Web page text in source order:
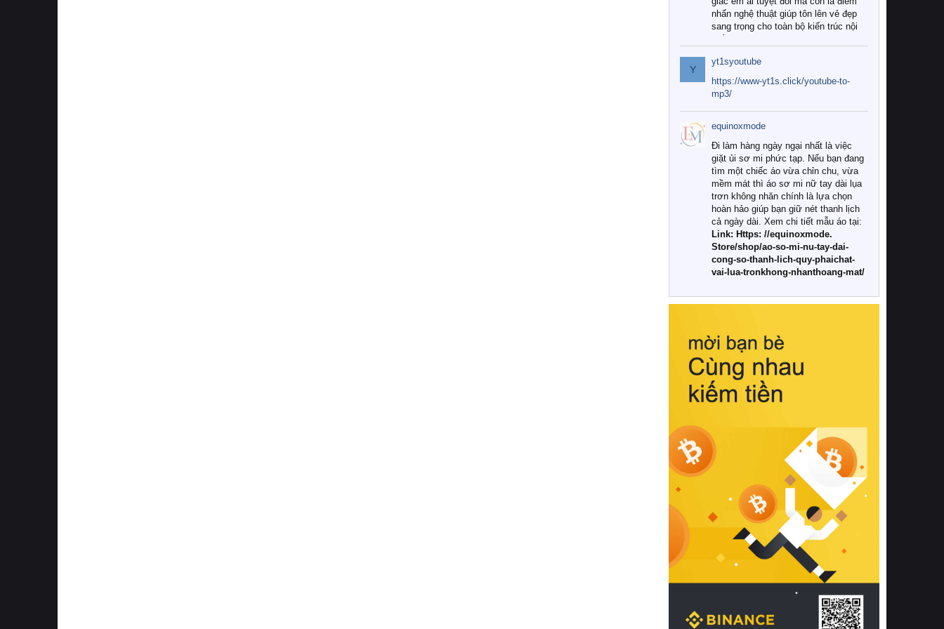
nhấn nghệ thuật giúp tôn lên vẻ đẹp
sang trọng cho toàn bộ kiến trúc nội
Tuy nhiên, giữa thị trường đa dạng
với vô vàn thương hiệu và mẫu mã
như hiện nay, làm thế nào để chọn
được những bộ chăn ga gối đệm cao
cấp thực sự chất lượng, phù hợp với
khí hậu và nhu cầu sử dụng của gia
đình? Hãy cùng chúng tôi đi tìm lời
giải đáp chi tiết qua bài viết dưới đây.
1. Tại sao các gia đình hiện đại lại ưa
chuộng chăn ga gối đệm cao cấp?
Khác với các dòng sản phẩm thông
thường, những bộ chăn ga gối đệm
cao cấp trải qua quy trình sản xuất
nghiêm ngặt từ khâu chọn lọc nguyên
liệu tự nhiên đến công nghệ dệt
nhuộm hiện đại không chứa hóa chất
này, bạn sẽ cảm nhận rõ rệt sự khác
hồi chuẩn xác của phần đệm nâng đỡ
cột sống.
Bên cạnh đó, việc lựa chọn các dòng
sản phẩm đạt chuẩn chất lượng quốc
tế còn giúp ngăn ngừa tình trạng kích
khuẩn và nấm mốc trong điều kiện
thời tiết nóng ẩm. Bạn có thể tìm hiểu
thêm các nghiên cứu khoa học về tác
động của giấc ngủ và môi trường
phòng ngủ đối với sức khỏe con
người tại Sleep Foundation (External
Link) để có cái nhìn toàn diện hơn.
2. Các tiêu chí vàng khi lựa chọn
chăn ga gối đệm cao cấp cho phòng
ngủ
Để sở hữu một bộ chăn ga gối đệm
cao cấp hoàn hảo cả về thẩm mỹ lẫn
công năng, người tiêu dùng cần cân
nhắc kỹ lưỡng các tiêu chí quan trọng
Y
yt1syoutube
https://www-yt1s.click/youtube-to-
mp3/
equinoxmode
Đi làm hàng ngày ngại nhất là việc
giặt ủi sơ mi phức tạp. Nếu bạn đang
tìm một chiếc áo vừa chỉn chu, vừa
mềm mát thì áo sơ mi nữ tay dài lụa
trơn không nhăn chính là lựa chọn
hoàn hảo giúp bạn giữ nét thanh lịch
cả ngày dài. Xem chi tiết mẫu áo tại:
Link: Https: //equinoxmode.
Store/shop/ao-so-mi-nu-tay-dai-
cong-so-thanh-lich-quy-phaichat-
vai-lua-tronkhong-nhanthoang-mat/